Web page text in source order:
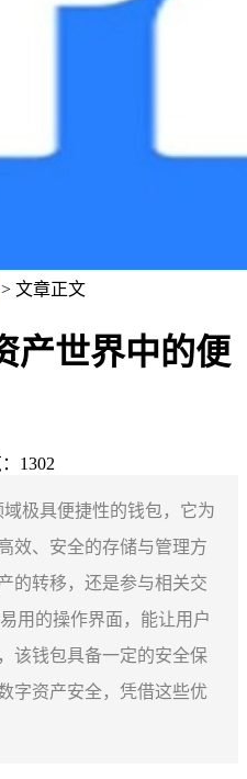
> 文章正文
产世界中的便
1302
极具便捷性的钱包，它为
效、安全的存储与管理方
的转移，还是参与相关交
用的操作界面，能让用户
该钱包具备一定的安全保
字资产安全，凭借这些优